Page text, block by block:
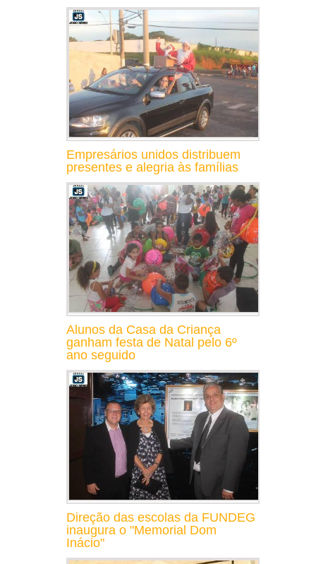
Empresários unidos distribuem
presentes e alegria às famílias
Alunos da Casa da Criança
ganham festa de Natal pelo 6º
ano seguido
Direção das escolas da FUNDEG
inaugura o "Memorial Dom
Inácio"